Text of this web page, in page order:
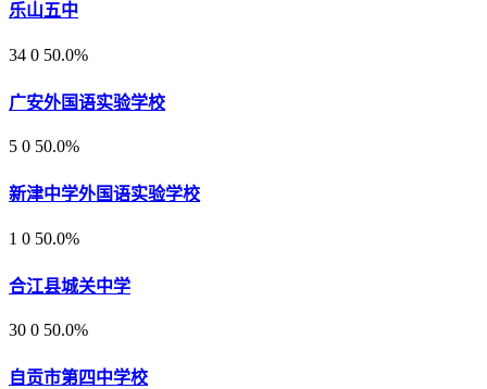
乐山五中
34 0 50.0%
广安外国语实验学校
5 0 50.0%
新津中学外国语实验学校
1 0 50.0%
合江县城关中学
30 0 50.0%
自贡市第四中学校